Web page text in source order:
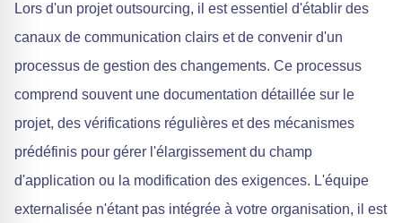
Lors d'un projet outsourcing, il est essentiel d'établir des
canaux de communication clairs et de convenir d'un
processus de gestion des changements. Ce processus
comprend souvent une documentation détaillée sur le
projet, des vérifications régulières et des mécanismes
prédéfinis pour gérer l'élargissement du champ
d'application ou la modification des exigences. L'équipe
externalisée n'étant pas intégrée à votre organisation, il est